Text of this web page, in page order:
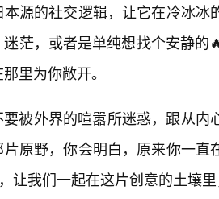
源的社交逻辑，让它在冷冰
茫，或者是单纯想找个安静的
里为你敞开。
要被外界的喧嚣所迷惑，跟从
片原野，你会明白，原来你一
让我们一起在这片创意的土壤